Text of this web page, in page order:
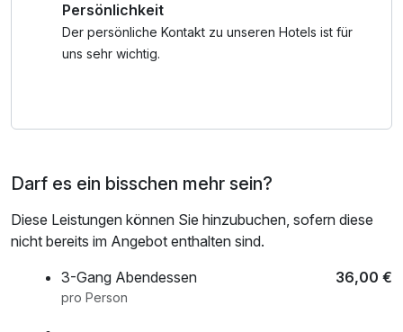
anderen Art mit Bier-Degustation und Verkostung von
Bierspeisen – sowie bei einem ausgiebigen
Bierkulturstadtrundgang. Ein allumfassendes
Hinweis: Brauereiführung Montag – Donnerstag 18:30 Uhr
(Bei Anreise am Sonntag erfolgt die Führung am Montag)
Persönlichkeit
Der persönliche Kontakt zu unseren Hotels ist für
uns sehr wichtig.
Darf es ein bisschen mehr sein?
Diese Leistungen können Sie hinzubuchen, sofern diese
nicht bereits im Angebot enthalten sind.
3-Gang Abendessen
36,00 €
pro Person